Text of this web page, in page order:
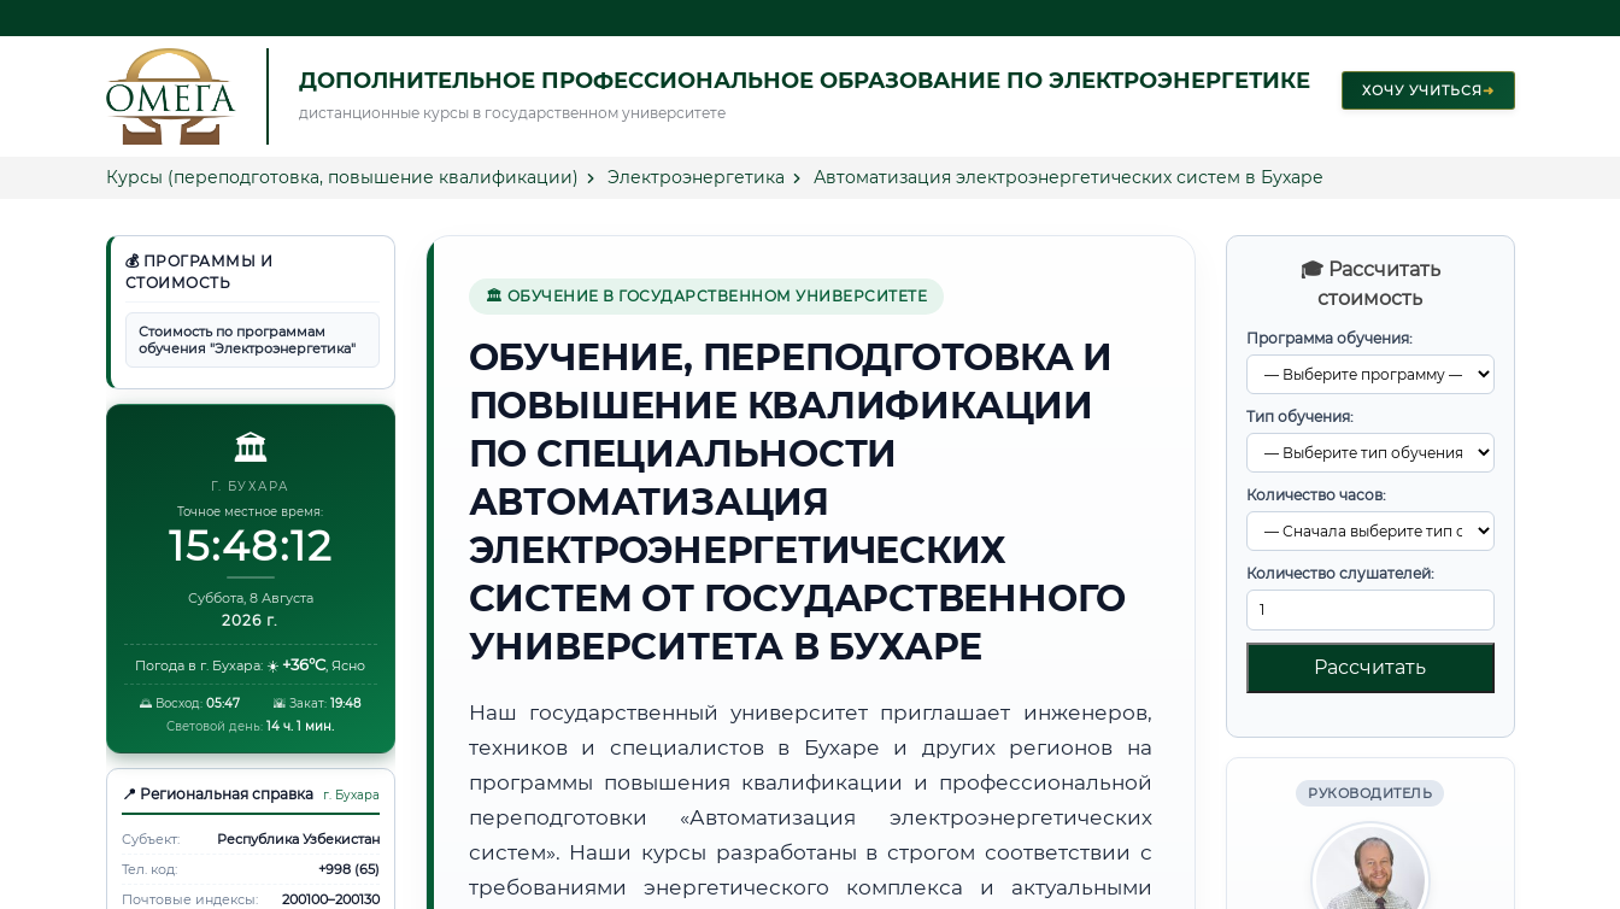
ДОПОЛНИТЕЛЬНОЕ ПРОФЕССИОНАЛЬНОЕ ОБРАЗОВАНИЕ ПО ЭЛЕКТРОЭНЕРГЕТИКЕ
дистанционные курсы в государственном университете
ХОЧУ УЧИТЬСЯ➜
Курсы (переподготовка, повышение квалификации) Электроэнергетика Автоматизация электроэнергетических систем в Бухаре
💰 ПРОГРАММЫ И
СТОИМОСТЬ
Стоимость по программам
обучения "Электроэнергетика"
🏛️
Г. БУХАРА
Точное местное время:
15:48:13
Суббота, 8 Августа
2026 г.
Погода в г. Бухара: ☀️ +36°C, Ясно
🌅 Восход:05:47 🌇 Закат: 19:48
Световой день: 14 ч. 1 мин.
📍 Региональная справка г. Бухара
Субъект:
Республика Узбекистан
Тел. код:
+998 (65)
Почтовые индексы:
200100–200130
🎓 Рассчитать
стоимость
Программа обучения:
Тип обучения:
Количество часов:
Количество слушателей:
Рассчитать
РУКОВОДИТЕЛЬ
🏛 ОБУЧЕНИЕ В ГОСУДАРСТВЕННОМ УНИВЕРСИТЕТЕ
ОБУЧЕНИЕ, ПЕРЕПОДГОТОВКА И
ПОВЫШЕНИЕ КВАЛИФИКАЦИИ
ПО СПЕЦИАЛЬНОСТИ
АВТОМАТИЗАЦИЯ
ЭЛЕКТРОЭНЕРГЕТИЧЕСКИХ
СИСТЕМ ОТ ГОСУДАРСТВЕННОГО
УНИВЕРСИТЕТА В БУХАРЕ
Наш государственный университет приглашает инженеров,
техников и специалистов в Бухаре и других регионов на
программы повышения квалификации и профессиональной
переподготовки «Автоматизация электроэнергетических
систем». Наши курсы разработаны в строгом соответствии с
требованиями энергетического комплекса и актуальными